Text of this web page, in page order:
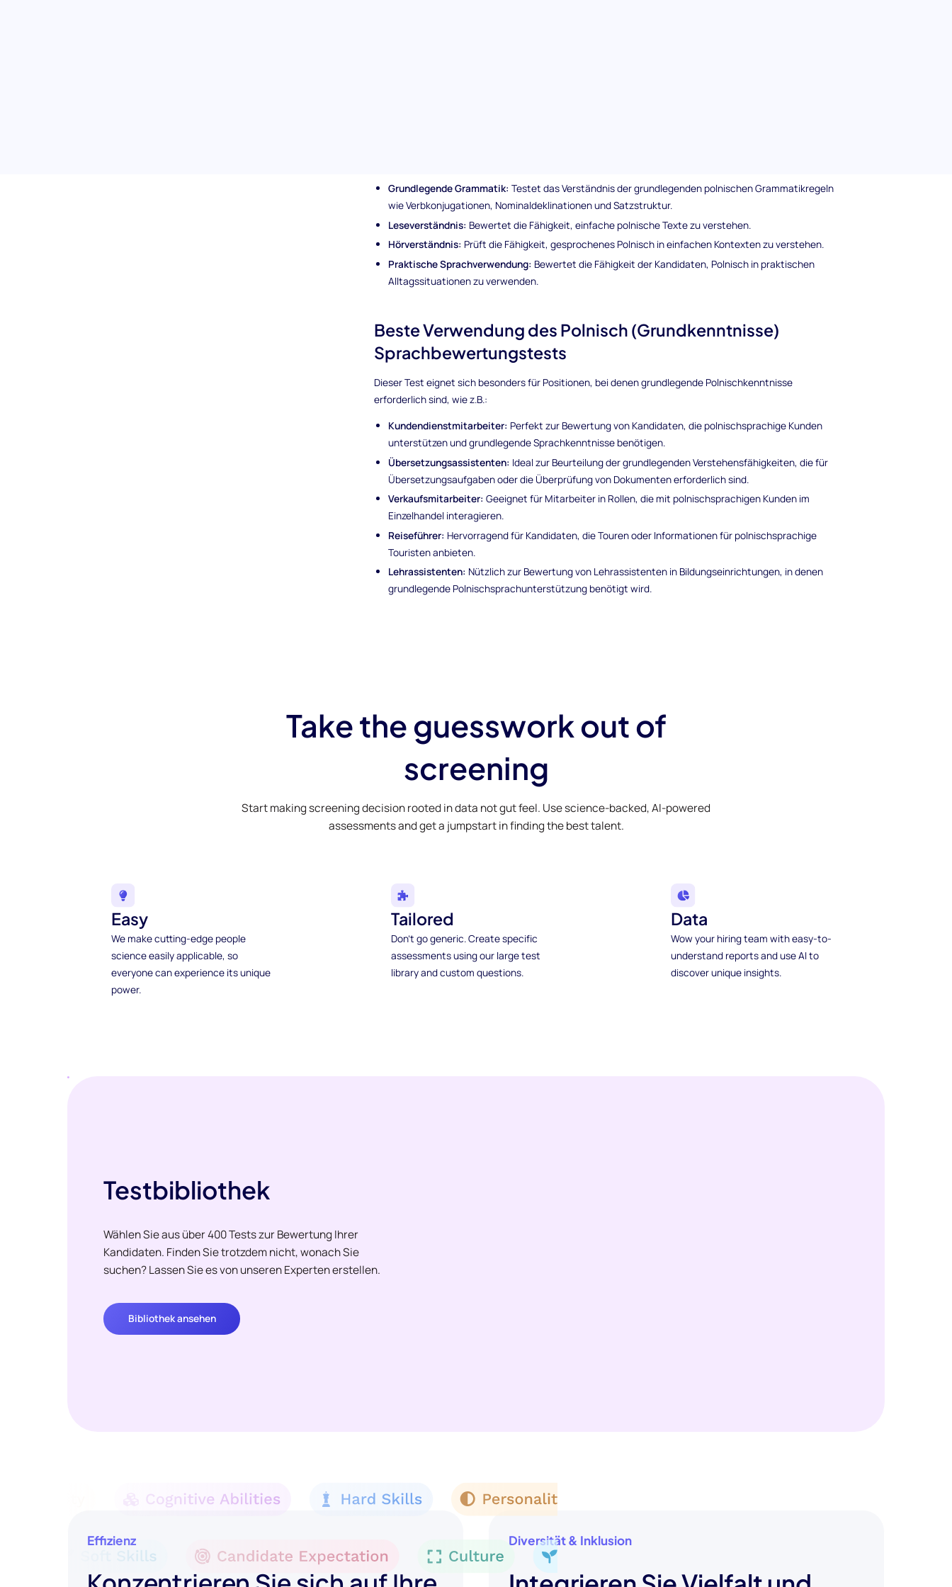
Grundlegende Grammatik: Testet das Verständnis der grundlegenden polnischen Grammatikregeln
wie Verbkonjugationen, Nominaldeklinationen und Satzstruktur.
Leseverständnis: Bewertet die Fähigkeit, einfache polnische Texte zu verstehen.
Hörverständnis: Prüft die Fähigkeit, gesprochenes Polnisch in einfachen Kontexten zu verstehen.
Praktische Sprachverwendung: Bewertet die Fähigkeit der Kandidaten, Polnisch in praktischen
Alltagssituationen zu verwenden.
Beste Verwendung des Polnisch (Grundkenntnisse)
Sprachbewertungstests
Dieser Test eignet sich besonders für Positionen, bei denen grundlegende Polnischkenntnisse
erforderlich sind, wie z.B.:
Kundendienstmitarbeiter: Perfekt zur Bewertung von Kandidaten, die polnischsprachige Kunden
unterstützen und grundlegende Sprachkenntnisse benötigen.
Übersetzungsassistenten: Ideal zur Beurteilung der grundlegenden Verstehensfähigkeiten, die für
Übersetzungsaufgaben oder die Überprüfung von Dokumenten erforderlich sind.
Verkaufsmitarbeiter: Geeignet für Mitarbeiter in Rollen, die mit polnischsprachigen Kunden im
Einzelhandel interagieren.
Reiseführer: Hervorragend für Kandidaten, die Touren oder Informationen für polnischsprachige
Touristen anbieten.
Lehrassistenten: Nützlich zur Bewertung von Lehrassistenten in Bildungseinrichtungen, in denen
grundlegende Polnischsprachunterstützung benötigt wird.
Take the guesswork out of
screening
Start making screening decision rooted in data not gut feel. Use science-backed, AI-powered
assessments and get a jumpstart in finding the best talent.
Easy
We make cutting-edge people
science easily applicable, so
everyone can experience its unique
power.
Tailored
Don't go generic. Create specific
assessments using our large test
library and custom questions.
Data
Wow your hiring team with easy-to-
understand reports and use AI to
discover unique insights.
Testbibliothek
Wählen Sie aus über 400 Tests zur Bewertung Ihrer
Kandidaten. Finden Sie trotzdem nicht, wonach Sie
suchen? Lassen Sie es von unseren Experten erstellen.
Bibliothek ansehen
Effizienz Diversität & Inklusion